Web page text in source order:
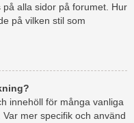
på alla sidor på forumet. Hur
på vilken stil som
innehöll för många vanliga
mer specifik och använd